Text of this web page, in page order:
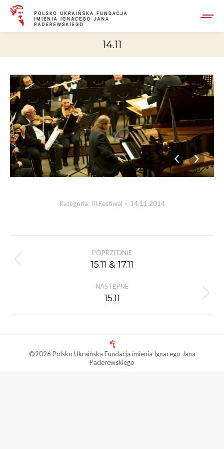
14.11
Kategoria: III Festiwal 14.11.2014
Nawigacja
albumu
POPRZEDNIE
Poprzedni
15.11 & 17.11
NASTĘPNE
Następny
15.11
©2026 Polsko Ukraińska Fundacja imienia Ignacego Jana
Paderewskiego